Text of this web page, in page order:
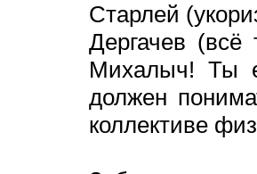
Старлей
Дергачев
Михалыч! Ты
должен
коллективе